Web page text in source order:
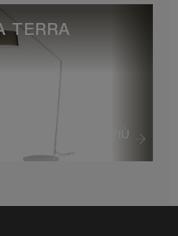
VEDI DI PIÙ
TERRA